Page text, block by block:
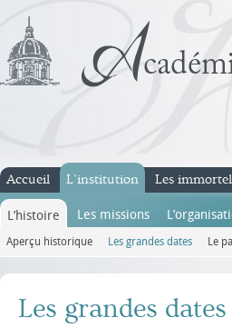
Accueil L’institution
L’histoire
Aperçu historique Les grandes dates Le
Les missions
Les
Les grandes dates